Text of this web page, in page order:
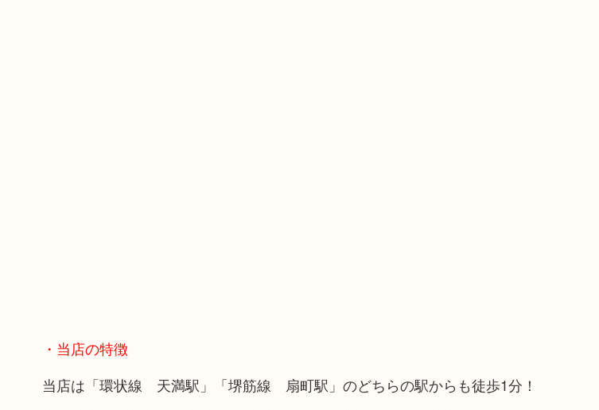
・当店の特徴
当店は「環状線 天満駅」「堺筋線 扇町駅」のどちらの駅からも徒歩1分！